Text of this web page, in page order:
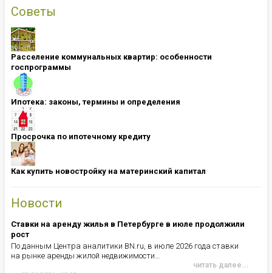
Советы
Расселение коммунальных квартир: особенности
госпрограммы
Ипотека: ​​​​​​​законы, термины и определения
Просрочка по ипотечному кредиту
Как купить новостройку на материнский капитал
Новости
Ставки на аренду жилья в Петербурге в июле продолжили
рост
По данным Центра аналитики BN.ru, в июле 2026 года ставки
на рынке аренды жилой недвижимости…
читать далее...